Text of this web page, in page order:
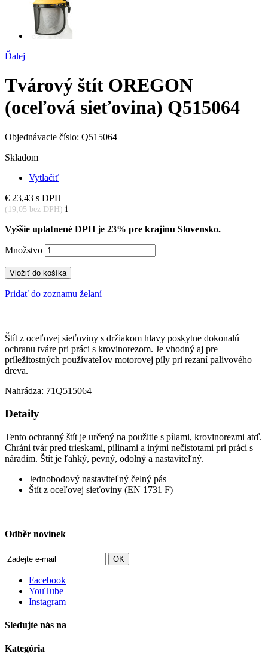
Ďalej
Tvárový štít OREGON
(oceľová sieťovina) Q515064
Objednávacie číslo: Q515064
Skladom
Vytlačiť
€ 23,43 s DPH
(19,05 bez DPH) i
Vyššie uplatnené DPH je 23% pre krajinu Slovensko.
Množstvo
Vložiť do košíka
Pridať do zoznamu želaní
Štít z oceľovej sieťoviny s držiakom hlavy poskytne dokonalú
ochranu tváre pri práci s krovinorezom. Je vhodný aj pre
príležitostných používateľov motorovej píly pri rezaní palivového
dreva.
Nahrádza: 71Q515064
Detaily
Tento ochranný štít je určený na použitie s pílami, krovinorezmi atď.
Chráni tvár pred trieskami, pilinami a inými nečistotami pri práci s
náradím. Štít je ľahký, pevný, odolný a nastaviteľný.
Jednobodový nastaviteľný čelný pás
Štít z oceľovej sieťoviny (EN 1731 F)
Odběr novinek
OK
Facebook
YouTube
Instagram
Sledujte nás na
Kategória